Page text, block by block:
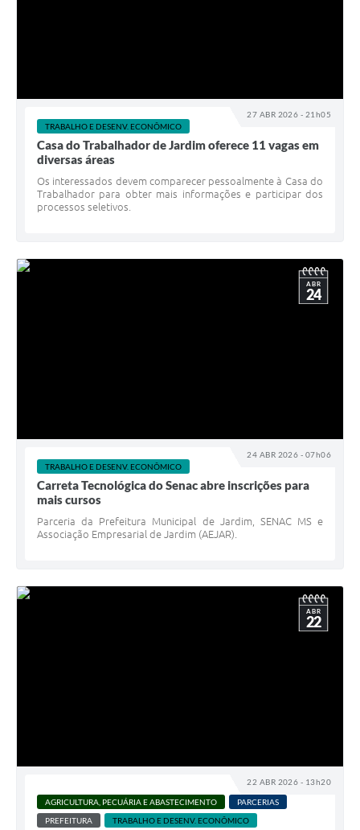
27 ABR 2026 - 21h05
TRABALHO E DESENV. ECONÔMICO
Casa do Trabalhador de Jardim oferece 11 vagas em
diversas áreas
Os interessados devem comparecer pessoalmente à Casa do
Trabalhador para obter mais informações e participar dos
processos seletivos.
24 ABR 2026 - 07h06
ABR
24
TRABALHO E DESENV. ECONÔMICO
Carreta Tecnológica do Senac abre inscrições para
mais cursos
Parceria da Prefeitura Municipal de Jardim, SENAC MS e
Associação Empresarial de Jardim (AEJAR).
22 ABR 2026 - 13h20
ABR
22
AGRICULTURA, PECUÁRIA E ABASTECIMENTO
PARCERIAS
PREFEITURA
TRABALHO E DESENV. ECONÔMICO